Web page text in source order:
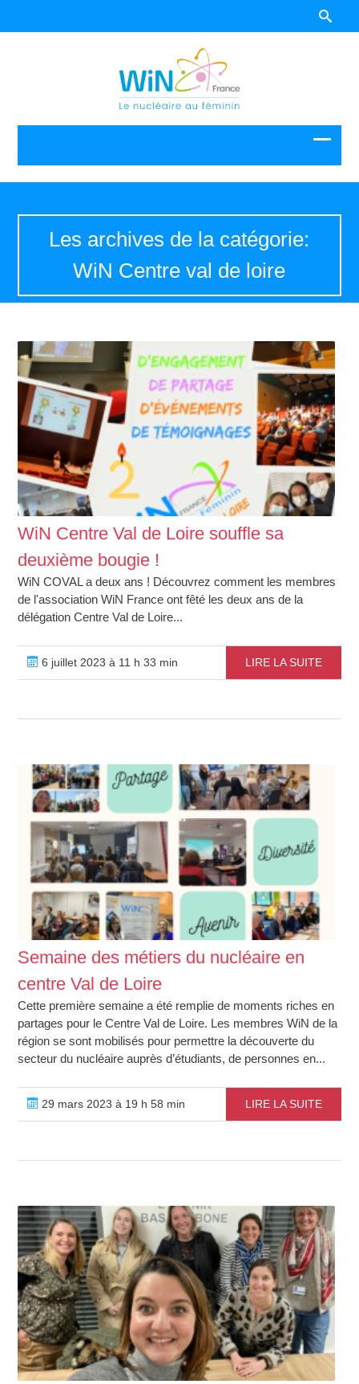
Les archives de la catégorie:
WiN Centre val de loire
WiN Centre Val de Loire souffle sa
deuxième bougie !
WiN COVAL a deux ans ! Découvrez comment les membres
de l'association WiN France ont fêté les deux ans de la
délégation Centre Val de Loire...
6 juillet 2023 à 11 h 33 min LIRE LA SUITE
Semaine des métiers du nucléaire en
centre Val de Loire
Cette première semaine a été remplie de moments riches en
partages pour le Centre Val de Loire. Les membres WiN de la
région se sont mobilisés pour permettre la découverte du
secteur du nucléaire auprès d’étudiants, de personnes en...
29 mars 2023 à 19 h 58 min LIRE LA SUITE